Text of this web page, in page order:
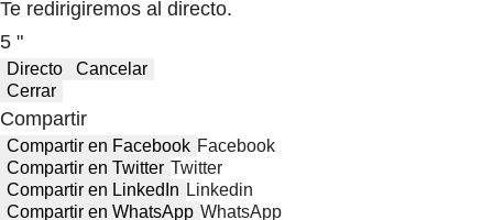
Te redirigiremos al directo.
5 "
Directo
Cancelar
Cerrar
Compartir
Compartir en Facebook Facebook
Compartir en Twitter Twitter
Compartir en LinkedIn Linkedin
Compartir en WhatsApp WhatsApp